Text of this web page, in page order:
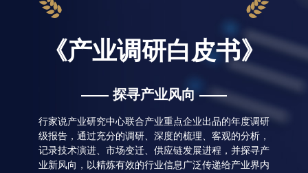
《产业调研白皮书》
—— 探寻产业风向 ——
行家说产业研究中心联合产业重点企业出品的年度调研
级报告，通过充分的调研、深度的梳理、客观的分析，
记录技术演进、市场变迁、供应链发展进程，并探寻产
业新风向，以精炼有效的行业信息广泛传递给产业界内